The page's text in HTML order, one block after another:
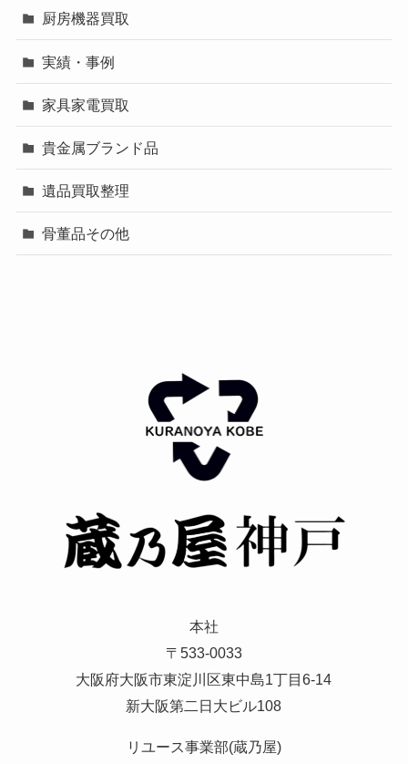
厨房機器買取
実績・事例
家具家電買取
貴金属ブランド品
遺品買取整理
骨董品その他
本社
〒533-0033
大阪府大阪市東淀川区東中島1丁目6-14
新大阪第二日大ビル108
リユース事業部(蔵乃屋)